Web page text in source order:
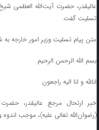
عالیقدر، حضرت آیت‌الله العظمی
تسلیت گفت.
متن پیام تسلیت وزیر امور خارجه
بسم الله الرحمن الرحیم
انالله و انا الیه راجعون
خبر ارتحال مرجع عالیقدر،
(رضوان‌الله تعالی علیه)، موجب